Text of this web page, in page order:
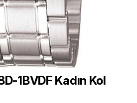
1BVDF Kadın Kol